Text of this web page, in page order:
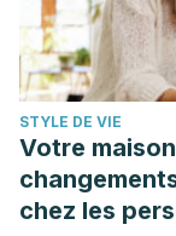
STYLE DE VIE
Votre
chez les